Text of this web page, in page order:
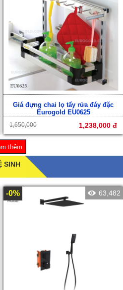
Giá đựng chai lọ tẩy rửa đáy đặc
Eurogold EU0625
1,650,000 1,238,000 đ
thêm
THIẾT BỊ VỆ SINH
-0% 63,482